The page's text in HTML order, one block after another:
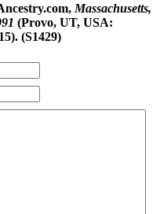
Massachusetts,
(Provo, UT, USA:
(S1429)